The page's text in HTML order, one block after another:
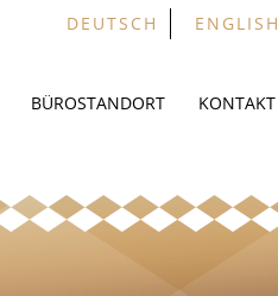
DEUTSCH ENGLISH
BÜROSTANDORT KONTAKT